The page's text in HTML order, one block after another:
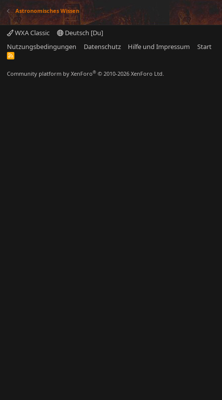
Astronomisches Wissen
WXA Classic
Deutsch [Du]
Nutzungsbedingungen
Datenschutz Hilfe und Impressum Start
R
Community platform by XenForo® © 2010-2026 XenForo Ltd.